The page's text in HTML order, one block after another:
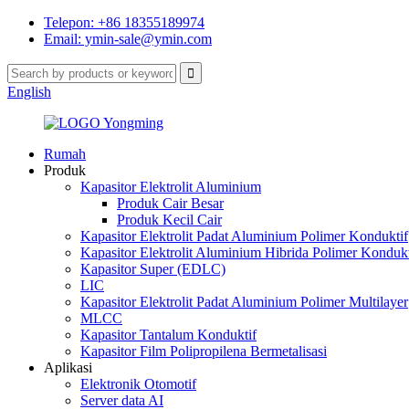
Telepon: +86 18355189974
Email: ymin-sale@ymin.com
English
Rumah
Produk
Kapasitor Elektrolit Aluminium
Produk Cair Besar
Produk Kecil Cair
Kapasitor Elektrolit Padat Aluminium Polimer Konduktif
Kapasitor Elektrolit Aluminium Hibrida Polimer
Kapasitor Super (EDLC)
LIC
Kapasitor Elektrolit Padat Aluminium Polimer Multilayer
MLCC
Kapasitor Tantalum Konduktif
Kapasitor Film Polipropilena Bermetalisasi
Aplikasi
Elektronik Otomotif
Server data AI